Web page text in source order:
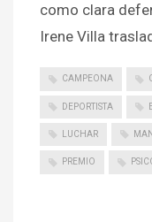
como clara
Irene Villa
CAMPEONA
DEPORTISTA
LUCHAR
PREMIO